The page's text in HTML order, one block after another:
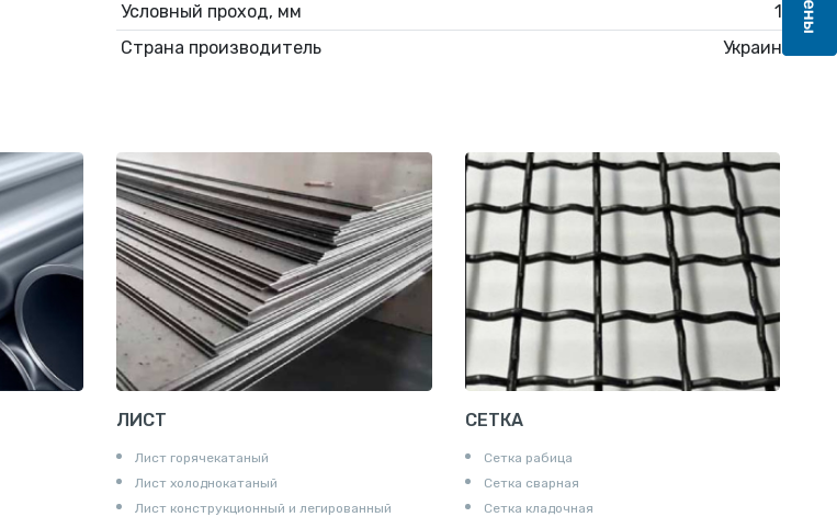
Условный проход, мм
15
Страна производитель
Украина
ЛИСТ
Лист горячекатаный
Лист холоднокатаный
Лист конструкционный и легированный
СЕТКА
Сетка рабица
Сетка сварная
Сетка кладочная